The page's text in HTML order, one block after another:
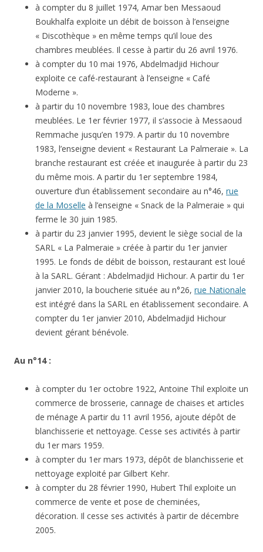
à compter du 8 juillet 1974, Amar ben Messaoud
Boukhalfa exploite un débit de boisson à l’enseigne
« Discothèque » en même temps qu’il loue des
chambres meublées. Il cesse à partir du 26 avril 1976.
à compter du 10 mai 1976, Abdelmadjid Hichour
exploite ce café-restaurant à l’enseigne « Café
Moderne ».
à partir du 10 novembre 1983, loue des chambres
meublées. Le 1er février 1977, il s’associe à Messaoud
Remmache jusqu’en 1979. A partir du 10 novembre
1983, l’enseigne devient « Restaurant La Palmeraie ». La
branche restaurant est créée et inaugurée à partir du 23
du même mois. A partir du 1er septembre 1984,
ouverture d’un établissement secondaire au n°46, rue
de la Moselle à l’enseigne « Snack de la Palmeraie » qui
ferme le 30 juin 1985.
à partir du 23 janvier 1995, devient le siège social de la
SARL « La Palmeraie » créée à partir du 1er janvier
1995. Le fonds de débit de boisson, restaurant est loué
à la SARL. Gérant : Abdelmadjid Hichour. A partir du 1er
janvier 2010, la boucherie située au n°26, rue Nationale
est intégré dans la SARL en établissement secondaire. A
compter du 1er janvier 2010, Abdelmadjid Hichour
devient gérant bénévole.
Au n°14 :
à compter du 1er octobre 1922, Antoine Thil exploite un
commerce de brosserie, cannage de chaises et articles
de ménage A partir du 11 avril 1956, ajoute dépôt de
blanchisserie et nettoyage. Cesse ses activités à partir
du 1er mars 1959.
à compter du 1er mars 1973, dépôt de blanchisserie et
nettoyage exploité par Gilbert Kehr.
à compter du 28 février 1990, Hubert Thil exploite un
commerce de vente et pose de cheminées,
décoration. Il cesse ses activités à partir de décembre
2005.